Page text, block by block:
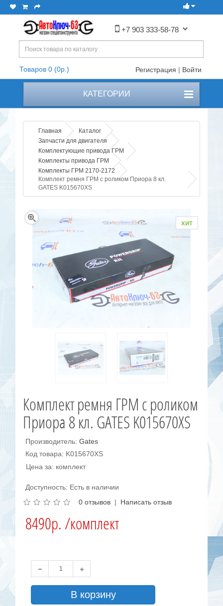
+7 903 333-58-78
Товаров 0 (0р.) Регистрация | Войти
КАТЕГОРИИ
Главная
Каталог
Запчасти для двигателя
Комплектующие привода ГРМ
Комплекты привода ГРМ
Комплекты ГРМ 2170-2172
Комплект ремня ГРМ с роликом Приора 8 кл.
GATES K015670XS
хит
Комплект ремня ГРМ с роликом
Приора 8 кл. GATES K015670XS
Производитель:Gates
Код товара: K015670XS
Цена за: комплект
Доступность: Есть в наличии
0 отзывов | Написать отзыв
8490р. /комплект
В корзину